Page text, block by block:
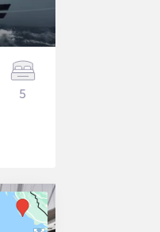
5